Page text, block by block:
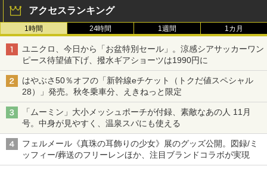
アクセスランキング
1時間 24時間 1週間 1カ月
ユニクロ、今日から「お盆特別セール」。涼感シアサッカーワン
ピース待望値下げ、撥水ギアショーツは1990円に
はやぶさ50％オフの「新幹線eチケット（トクだ値スペシャル
28）」発売。秋冬乗車分、えきねっと限定
「ムーミン」大小メッシュポーチが付録、素敵なあの人 11月
号。中身が見やすく、温泉スパにも使える
フェルメール《真珠の耳飾りの少女》展のグッズ公開。図録/ミ
ッフィー/葬送のフリーレンほか、注目ブランドコラボが実現